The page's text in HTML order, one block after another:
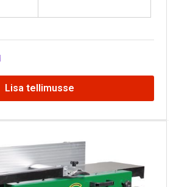
Lisa tellimusse